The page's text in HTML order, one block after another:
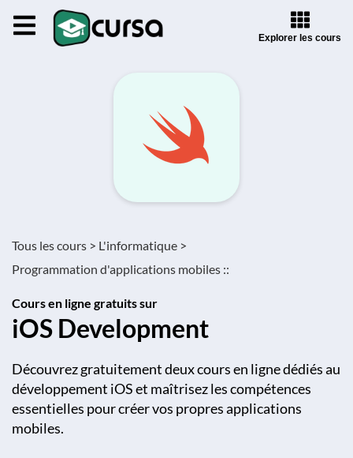
Explorer les cours
Tous les cours > L'informatique >
Programmation d'applications mobiles ::
Cours en ligne gratuits sur
iOS Development
Découvrez gratuitement deux cours en ligne dédiés au
développement iOS et maîtrisez les compétences
essentielles pour créer vos propres applications
mobiles.